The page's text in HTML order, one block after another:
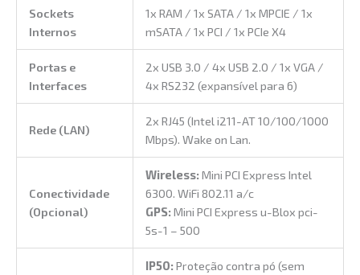
Sockets
Internos
1x RAM / 1x SATA / 1x MPCIE / 1x
mSATA / 1x PCI / 1x PCIe X4
Portas e
Interfaces
2x USB 3.0 / 4x USB 2.0 / 1x VGA /
4x RS232 (expansível para 6)
Rede (LAN)
2x RJ45 (Intel i211-AT 10/100/1000
Mbps). Wake on Lan.
Conectividade
(Opcional)
Wireless:Mini PCI Express Intel
6300. WiFi 802.11 a/c
GPS:Mini PCI Express u-Blox pci-
5s-1 – 500
IP50:Proteção contra pó (sem